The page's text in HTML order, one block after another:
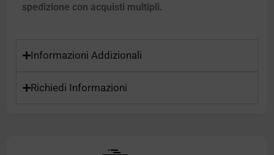
spedizione con acquisti multipli.
Informazioni Addizionali
Richiedi Informazioni